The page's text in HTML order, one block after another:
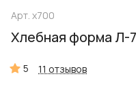
Арт. х700
Хлебная форма Л-7
5 11 отзывов